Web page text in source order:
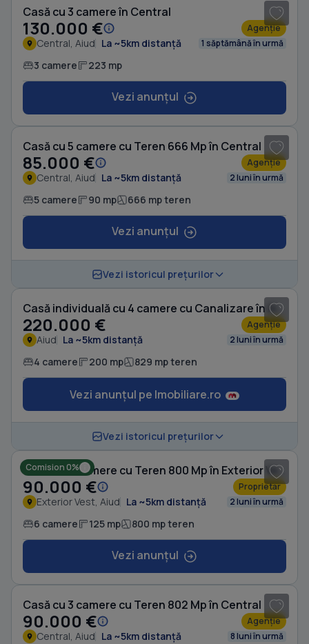
Casă cu 3 camere în Central
130.000 € Agenție
Central, Aiud La ~5km distanță 1 săptămână în urmă
3 camere 223 mp
Vezi anunțul
Casă cu 5 camere cu Teren 666 Mp în Central
85.000 € Agenție
Central, Aiud La ~5km distanță 2 luni în urmă
5 camere 90 mp 666 mp teren
Vezi anunțul
Vezi istoricul prețurilor
Casă individuală cu 4 camere cu Canalizare în Aiud
220.000 € Agenție
Aiud La ~5km distanță 2 luni în urmă
4 camere 200 mp 829 mp teren
Vezi anunțul pe Imobiliare.ro
Vezi istoricul prețurilor
Comision 0% Casă cu 6 camere cu Teren 800 Mp în Exterior Vest
90.000 € Proprietar
Exterior Vest, Aiud La ~5km distanță 2 luni în urmă
6 camere 125 mp 800 mp teren
Vezi anunțul
Casă cu 3 camere cu Teren 802 Mp în Central
90.000 € Agenție
Central, Aiud La ~5km distanță 8 luni în urmă